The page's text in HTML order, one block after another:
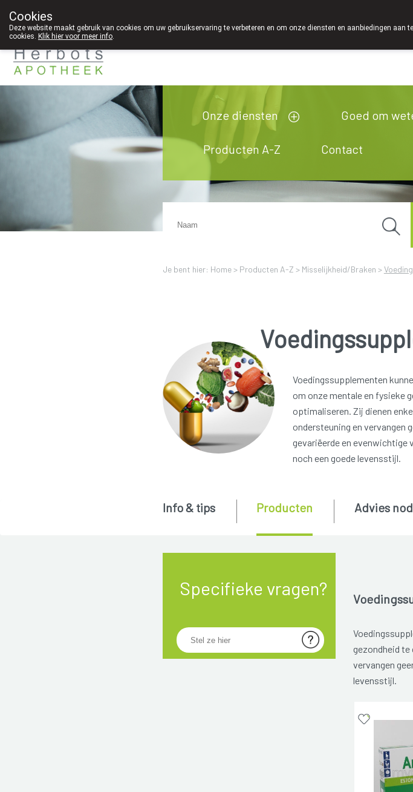
089 41 20 09
Onze diensten Goed om
Producten A-Z Contact
Je bent hier: Home > Producten A-Z > Misselijkheid/Braken >
Voedingssupplementen
om onze mentale en fysieke
optimaliseren. Zij dienen
ondersteuning en vervangen
gevariëerde en evenwichtige
noch een goede levensstijl.
Specifieke vragen?
Info & tips Producten Advies
gezondheid
vervangen
levensstijl.
Cookies
Deze website maakt gebruik van cookies om uw gebruikservaring te verbeteren en om onze diensten en aanbiedingen
cookies. Klik hier voor meer info.